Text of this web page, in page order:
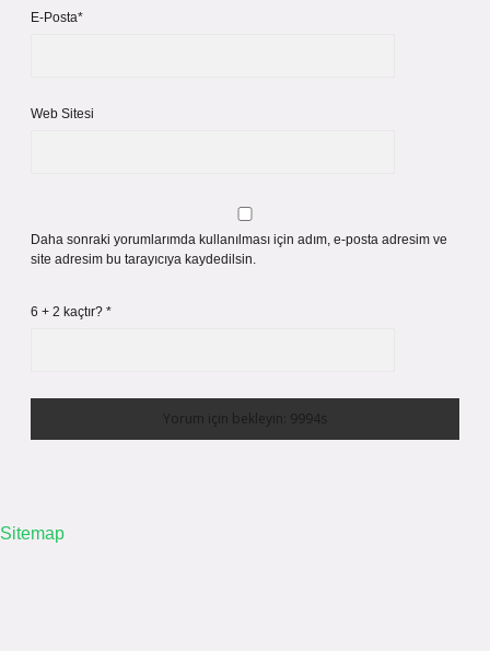
E-Posta*
Web Sitesi
Daha sonraki yorumlarımda kullanılması için adım, e-posta adresim ve
site adresim bu tarayıcıya kaydedilsin.
6 + 2 kaçtır? *
Sitemap